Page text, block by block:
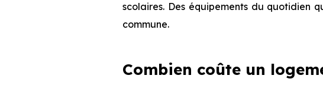
scolaires. Des équipements du quotidien
commune.
Combien coûte un